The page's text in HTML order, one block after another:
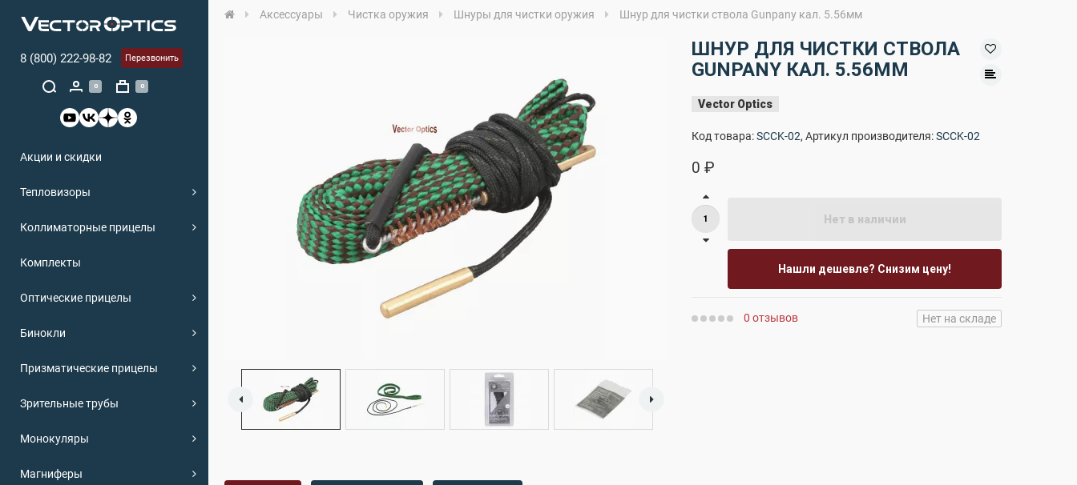
8 (800) 222-98-82 Перезвонить
0 0
Акции и скидки
Тепловизоры
Коллиматорные прицелы
Комплекты
Оптические прицелы
Бинокли
Призматические прицелы
Зрительные трубы
Монокуляры
Магниферы
Аксессуары Чистка оружия Шнуры для чистки оружия Шнур для чистки ствола Gunpany кал. 5.56мм
ШНУР ДЛЯ ЧИСТКИ СТВОЛА
GUNPANY КАЛ. 5.56ММ
Vector Optics
Код товара:SCCK-02, Артикул производителя:SCCK-02
0 ₽
Нет в наличии
Нашли дешевле? Снизим цену!
0 отзывов Нет на складе